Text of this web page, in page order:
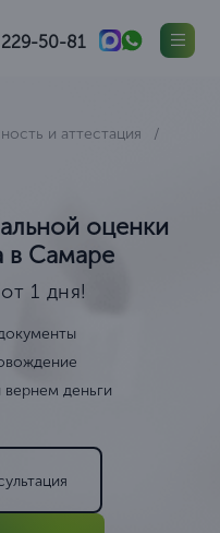
50-81
и аттестация
оценки
в Самаре
1 дня!
вернем деньги